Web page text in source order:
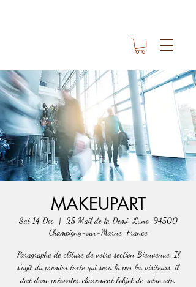
MAKEUPART
Sat 14 Dec
  |
25 Mail de la Demi-Lune, 94500
Champigny-sur-Marne, France
Paragraphe de clôture de votre section Bienvenue. Il
s'agit du premier texte qui sera lu par les visiteurs, il
doit donc présenter clairement l'objet de votre site.